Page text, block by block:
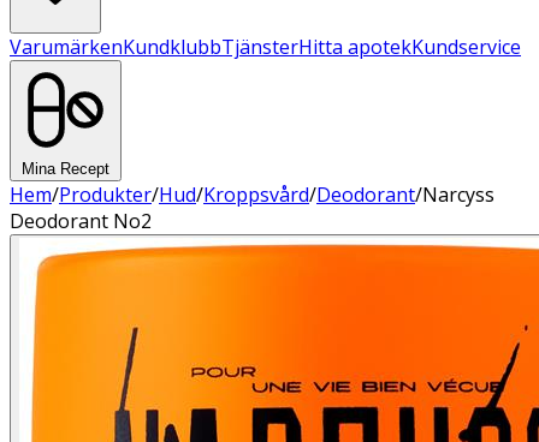
VarumärkenKundklubbTjänsterHitta apotekKundservice
Mina Recept
Hem/Produkter/Hud/Kroppsvård/Deodorant/Narcyss
Deodorant No2